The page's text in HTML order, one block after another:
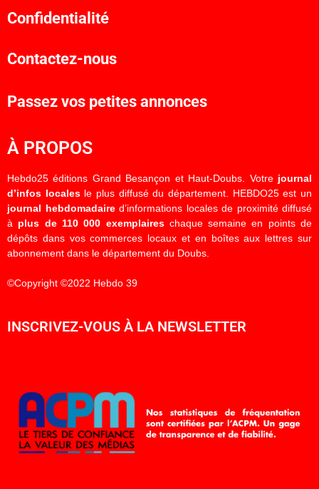
Confidentialité
Contactez-nous
Passez vos petites annonces
À PROPOS
Hebdo25 éditions Grand Besançon et Haut-Doubs. Votre journal
d’infos localesle plus diffusé du département. HEBDO25 est un
journal hebdomadaired’informations locales de proximité diffusé
à plus de 110 000 exemplaireschaque semaine en points de
dépôts dans vos commerces locaux et en boîtes aux lettres sur
abonnement dans le département du Doubs.
©Copyright ©2022 Hebdo 39
INSCRIVEZ-VOUS À LA NEWSLETTER